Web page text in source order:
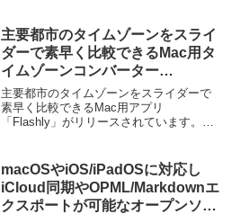
ら。
主要都市のタイムゾーンをスライ
ダーで素早く比較できるMac用タ
イムゾーンコンバーター
「Flashly」がリリース。
主要都市のタイムゾーンをスライダーで
素早く比較できるMac用アプリ
「Flashly」がリリースされています。詳
macOSやiOS/iPadOSに対応し
iCloud同期やOPML/Markdownエ
クスポートが可能なオープンソー